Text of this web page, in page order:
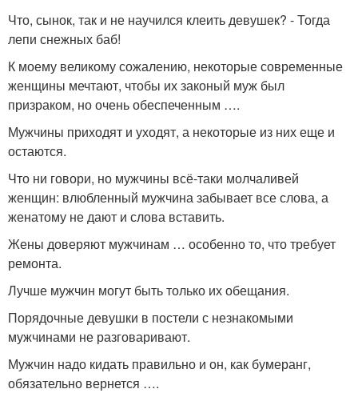
Что, сынок, так и не научился клеить девушек? - Тогда
лепи снежных баб!
К моему великому сожалению, некоторые современные
женщины мечтают, чтобы их законый муж был
призраком, но очень обеспеченным ….
Мужчины приходят и уходят, а некоторые из них еще и
остаются.
Что ни говори, но мужчины всё-таки молчаливей
женщин: влюбленный мужчина забывает все слова, а
женатому не дают и слова вставить.
Жены доверяют мужчинам … особенно то, что требует
ремонта.
Лучше мужчин могут быть только их обещания.
Порядочные девушки в постели с незнакомыми
мужчинами не разговаривают.
Мужчин надо кидать правильно и он, как бумеранг,
обязательно вернется ….